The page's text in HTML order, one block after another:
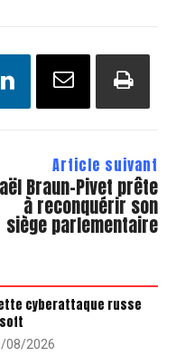
Article suivant
Braun-Pivet prête
à reconquérir son
siège parlementaire
cyberattaque russe
08/2026